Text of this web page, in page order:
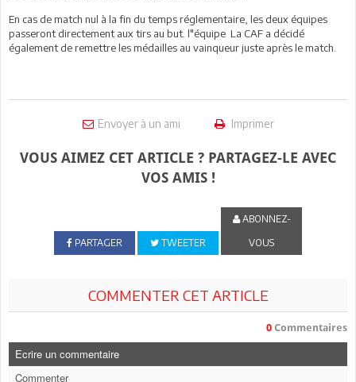
En cas de match nul à la fin du temps réglementaire, les deux équipes
passeront directement aux tirs au but. l"équipe La CAF a décidé
également de remettre les médailles au vainqueur juste après le match.
Envoyer à un ami Imprimer
VOUS AIMEZ CET ARTICLE ? PARTAGEZ-LE AVEC
VOS AMIS !
PARTAGER TWEETER
ABONNEZ-
VOUS
COMMENTER CET ARTICLE
0 Commentaires
Ecrire un commentaire
Commenter